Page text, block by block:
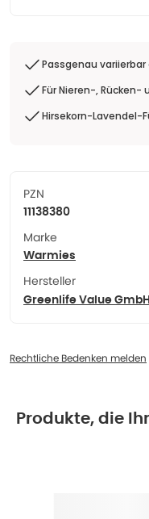
Passgenau
Für Nieren-,
Hirsekorn-Lavendel-
PZN
11138380
Marke
Warmies
Hersteller
Greenlife Value GmbH
Rechtliche Bedenken melden
Produkte, die